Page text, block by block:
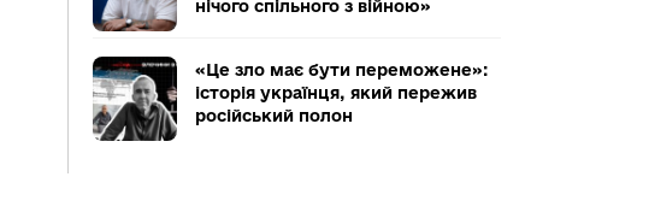
нічого спільного з війною»
«Це зло має бути переможене»:
історія українця, який пережив
російський полон